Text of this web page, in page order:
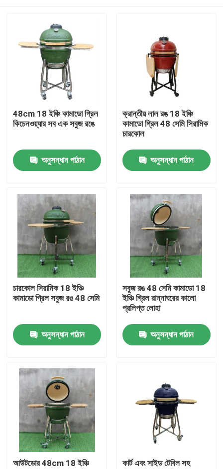
পণ্য
আমাদের সম্পর্কে
কারখানা ভ্রমণ
মান নিয়ন্ত্রণ
আমাদের সাথে যোগাযোগ করুন
খবর
সিরামিক কামাডো গ্রিল
সিরামিক বারবিকিউ গ্রিল
সিরামিক চারকোল গ্রিল
48cm 18 ইঞ্চি কামাডো গ্রিল
কিচেনওয়্যার সব এক সবুজ রঙে
অনুসন্ধান পাঠান
ক্রান্তীয় লাল রঙ 18 ইঞ্চি
কামাডো গ্রিল 48 সেমি সিরামিক
চারকোল
অনুসন্ধান পাঠান
চারকোল সিরামিক 18 ইঞ্চি
কামাডো গ্রিল সবুজ রঙ 48 সেমি
অনুসন্ধান পাঠান
সবুজ রঙ 48 সেমি কামাডো 18
ইঞ্চি গ্রিল রান্নাঘরের কালো
প্রলিপ্ত লোহা
অনুসন্ধান পাঠান
আউটডোর 48cm 18 ইঞ্চি
কার্ট এবং সাইড টেবিল সহ